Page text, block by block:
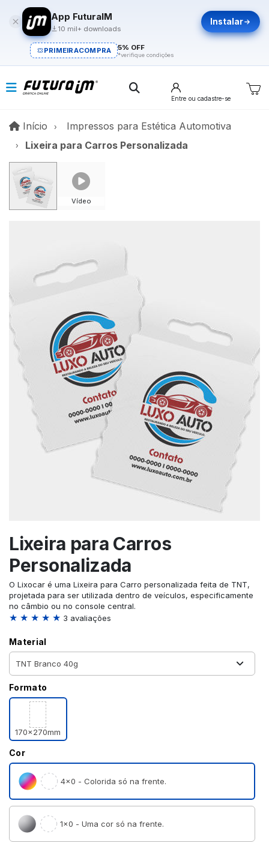
App FuturaIM
10 mil+ downloads
Instalar
PRIMEIRACOMPRA 5% OFF
*verifique condições
Entre ou cadastre-se
Início InícioImpressos para Estética Automotiva
Lixeira para Carros Personalizada
Vídeo
Lixeira para Carros
Personalizada
O Lixocar é uma Lixeira para Carro personalizada feita de TNT,
projetada para ser utilizada dentro de veículos, especificamente
no câmbio ou no console central.
★ ★ ★ ★ ★ 3 avaliações
Material
Formato
170x270mm
Cor
4×0 - Colorida só na frente.
1×0 - Uma cor só na frente.